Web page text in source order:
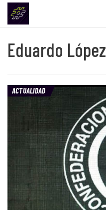
Eduardo López
ACTUALIDAD